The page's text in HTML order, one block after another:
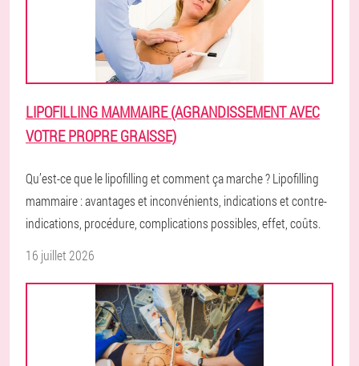
LIPOFILLING MAMMAIRE (AGRANDISSEMENT AVEC
VOTRE PROPRE GRAISSE)
Qu’est-ce que le lipofilling et comment ça marche ? Lipofilling
mammaire : avantages et inconvénients, indications et contre-
indications, procédure, complications possibles, effet, coûts.
16 juillet 2026